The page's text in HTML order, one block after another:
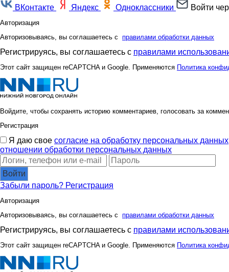
ВКонтакте Яндекс Одноклассники Войти
Авторизация
Авторизовываясь, вы соглашаетесь с правилами обработки данных
Регистрируясь, вы соглашаетесь с правилами
Этот сайт защищен reCAPTCHA и Google. Применяются Политика
Войдите, чтобы сохранять историю комментариев, голосовать за
Регистрация
Я даю свое согласие на обработку персональных данных
отношении обработки персональных данных
Войти
Забыли пароль? Регистрация
Авторизация
Авторизовываясь, вы соглашаетесь с правилами обработки данных
Регистрируясь, вы соглашаетесь с правилами
Этот сайт защищен reCAPTCHA и Google. Применяются Политика